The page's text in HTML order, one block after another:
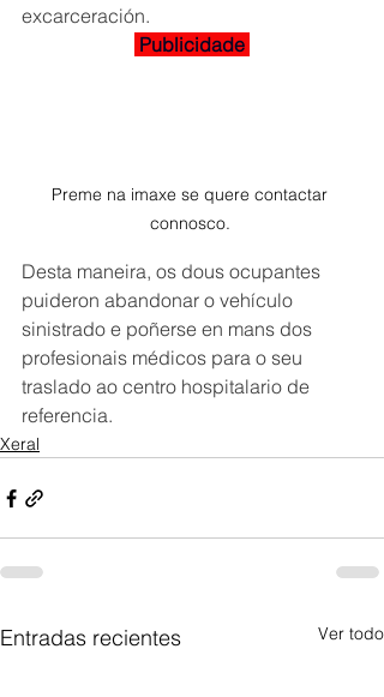
excarceración.
Publicidade
Preme na imaxe se quere contactar
connosco.
Desta maneira, os dous ocupantes
puideron abandonar o vehículo
sinistrado e poñerse en mans dos
profesionais médicos para o seu
traslado ao centro hospitalario de
referencia.
Xeral
Entradas recientes Ver todo